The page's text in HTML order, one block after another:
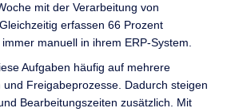
mit der Verarbeitung von
erfassen 66 Prozent
manuell in ihrem ERP-System.
Aufgaben häufig auf mehrere
Freigabeprozesse. Dadurch steigen
Bearbeitungszeiten zusätzlich. Mit